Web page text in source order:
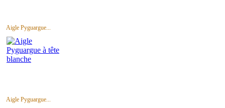
Aigle Pyguargue...
Aigle Pyguargue...